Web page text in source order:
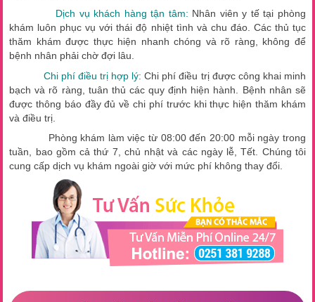
Dịch vụ khách hàng tận tâm: Nhân viên y tế tại phòng
khám luôn phục vụ với thái độ nhiệt tình và chu đáo. Các thủ tục
thăm khám được thực hiện nhanh chóng và rõ ràng, không để
bệnh nhân phải chờ đợi lâu.
Chi phí điều trị hợp lý:Chi phí điều trị được công khai minh
bạch và rõ ràng, tuân thủ các quy định hiện hành. Bệnh nhân sẽ
được thông báo đầy đủ về chi phí trước khi thực hiện thăm khám
và điều trị.
Phòng khám làm việc từ 08:00 đến 20:00 mỗi ngày trong
tuần, bao gồm cả thứ 7, chủ nhật và các ngày lễ, Tết. Chúng tôi
cung cấp dịch vụ khám ngoài giờ với mức phí không thay đổi.